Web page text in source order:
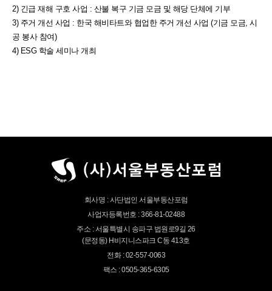
2) 긴급 재해 구호 사업 : 산불 복구 기금 모금 및 해당 단체에 기부
3) 주거 개선 사업 : 한국 해비타트와 협업한 주거 개선 사업 (기금 모금, 시
공 봉사 참여)
4) ESG 학술 세미나 개최
회사명 : 사단법인 서울부동산포럼
사업자등록번호 : 366-81-02488
주소 : 서울특별시 송파구 법원로9길 26
(문정동) H비지니스파크 C동 413호
전화 : 02-557-0063
팩스 : 0505-365-6305